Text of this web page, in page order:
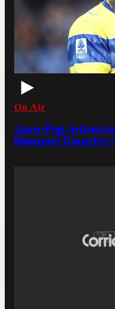
On Air
Juve-Psg,
Newport Country-